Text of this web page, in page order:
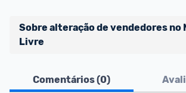
Sobre alteração de vendedores no
Livre
Vocês já sabem que no Promobit nós
Comentários (0)